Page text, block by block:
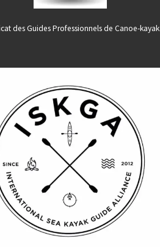
des Guides Professionnels de Canoe-kayak